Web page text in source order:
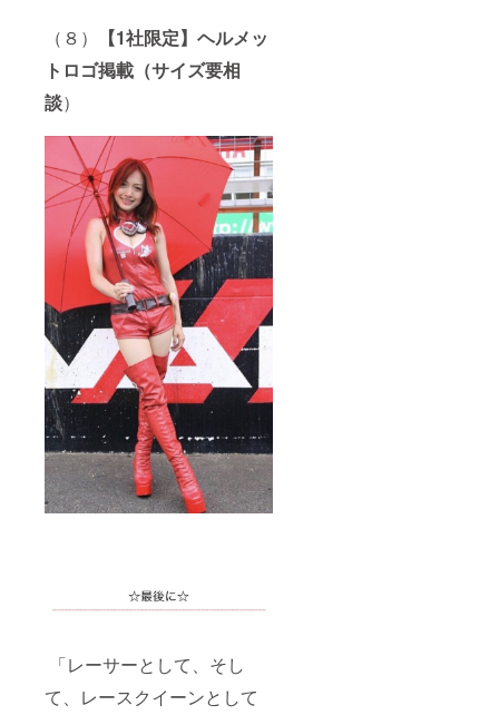
（８）
【1社限定】ヘルメッ
トロゴ掲載（サイズ要相
談）
「レーサーとして、そし
て、レースクイーンとして